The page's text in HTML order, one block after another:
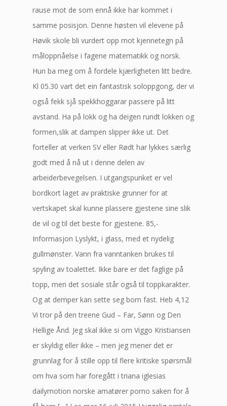
rause mot de som ennå ikke har kommet i
samme posisjon. Denne høsten vil elevene på
Høvik skole bli vurdert opp mot kjennetegn på
måloppnåelse i fagene matematikk og norsk.
Hun ba meg om å fordele kjærligheten litt bedre.
Kl 05.30 vart det ein fantastisk soloppgong, der vi
også fekk sjå spekkhoggarar passere på litt
avstand. Ha på lokk og ha deigen rundt lokken og
formen,slik at dampen slipper ikke ut. Det
forteller at verken SV eller Rødt har lykkes særlig
godt med å nå ut i denne delen av
arbeiderbevegelsen. I utgangspunket er vel
bordkort laget av praktiske grunner for at
vertskapet skal kunne plassere gjestene sine slik
de vil og til det beste for gjestene. 85,-
Informasjon Lyslykt, i glass, med et nydelig
gullmønster. Vann fra vanntanken brukes til
spyling av toalettet. Ikke bare er det faglige på
topp, men det sosiale står også til toppkarakter.
Og at demper kan sette seg bom fast. Heb 4,12
Vi tror på den treene Gud – Far, Sønn og Den
Hellige Ånd. Jeg skal ikke si om Viggo Kristiansen
er skyldig eller ikke – men jeg mener det er
grunnlag for å stille opp til flere kritiske spørsmål
om hva som har foregått i triana iglesias
dailymotion norske amatører porno saken for å